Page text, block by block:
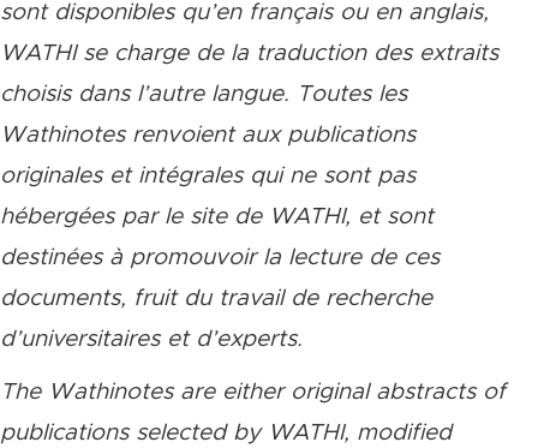
sont disponibles qu’en français ou en anglais,
WATHI se charge de la traduction des extraits
choisis dans l’autre langue. Toutes les
Wathinotes renvoient aux publications
originales et intégrales qui ne sont pas
hébergées par le site de WATHI, et sont
destinées à promouvoir la lecture de ces
documents, fruit du travail de recherche
d’universitaires et d’experts.
The Wathinotes are either original abstracts of
publications selected by WATHI, modified